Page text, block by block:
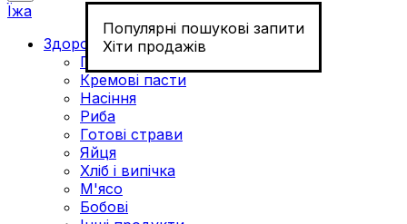
Популярні пошукові запити
Хіти продажів
Їжа
Здорове харчування
Горіхи
Кремові пасти
Насіння
Риба
Готові страви
Яйця
Хліб і випічка
М'ясо
Бобові